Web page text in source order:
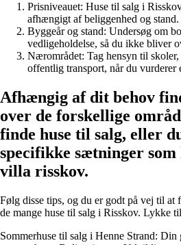
Prisniveauet: Huse til salg i
afhængigt af beliggenhed og stand.
Byggeår og stand: Undersøg om
vedligeholdelse, så du ikke bliver
Nærområdet: Tag hensyn til
offentlig transport, når du vurderer
Afhængig af dit behov
over de forskellige
finde huse til salg, eller
specifikke sætninger
villa risskov.
Følg disse tips, og du er godt på vej til at
de mange huse til salg i Risskov. Lykke
Sommerhuse til salg i Henne Strand: